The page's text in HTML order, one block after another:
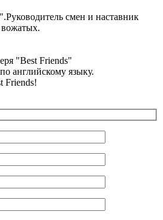
смен и наставник
вожатых.
"Best Friends"
английскому языку.
Friends!